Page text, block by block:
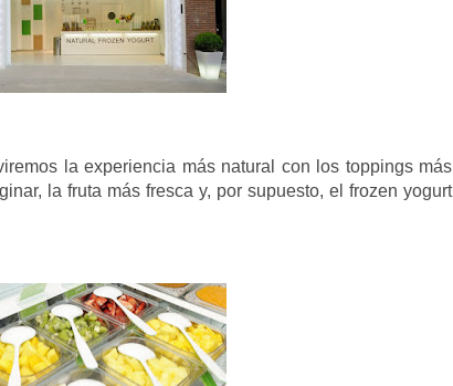
la experiencia más natural con los toppings más
la fruta más fresca y, por supuesto, el frozen yogurt